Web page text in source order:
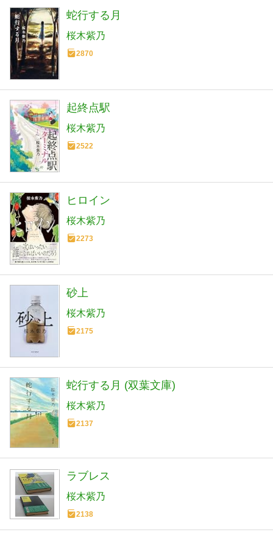
蛇行する月
桜木紫乃
2870
起終点駅
桜木紫乃
2522
ヒロイン
桜木紫乃
2273
砂上
桜木紫乃
2175
蛇行する月 (双葉文庫)
桜木紫乃
2137
ラブレス
桜木紫乃
2138